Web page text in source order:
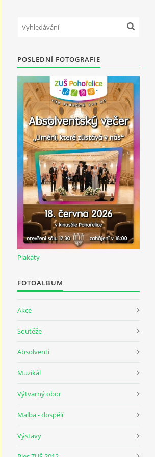
POSLEDNÍ FOTOGRAFIE
Plakáty
FOTOALBUM
Akce
Soutěže
Absolventi
Muzikál
Výtvarný obor
Malba - dospělí
Výstavy